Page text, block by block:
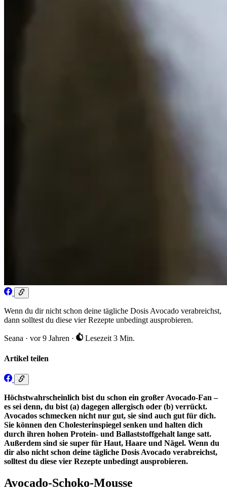
Wenn du dir nicht schon deine tägliche Dosis Avocado verabreichst,
dann solltest du diese vier Rezepte unbedingt ausprobieren.
Seana · vor 9 Jahren · Lesezeit 3 Min.
Artikel teilen
Höchstwahrscheinlich bist du schon ein großer Avocado-Fan –
es sei denn, du bist (a) dagegen allergisch oder (b) verrückt.
Avocados schmecken nicht nur gut, sie sind auch gut für dich.
Sie können den Cholesterinspiegel senken und halten dich
durch ihren hohen Protein- und Ballaststoffgehalt lange satt.
Außerdem sind sie super für Haut, Haare und Nägel. Wenn du
dir also nicht schon deine tägliche Dosis Avocado verabreichst,
solltest du diese vier Rezepte unbedingt ausprobieren.
Avocado-Schoko-Mousse